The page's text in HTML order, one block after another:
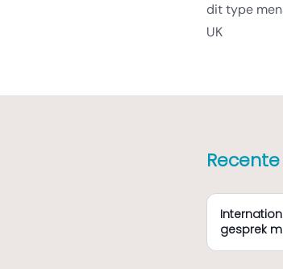
dit type
UK
gesprek